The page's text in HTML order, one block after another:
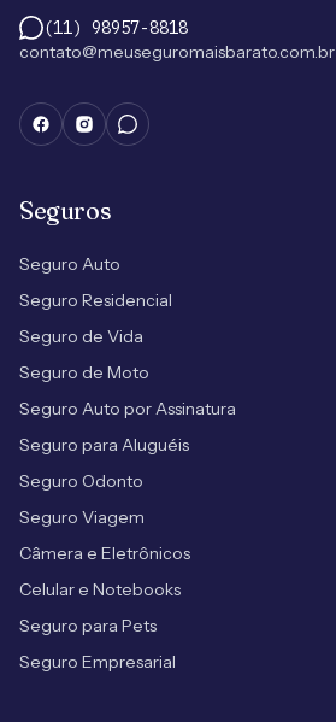
(11) 98957-8818
contato@meuseguromaisbarato.com.br
Seguros
Seguro Auto
Seguro Residencial
Seguro de Vida
Seguro de Moto
Seguro Auto por Assinatura
Seguro para Aluguéis
Seguro Odonto
Seguro Viagem
Câmera e Eletrônicos
Celular e Notebooks
Seguro para Pets
Seguro Empresarial